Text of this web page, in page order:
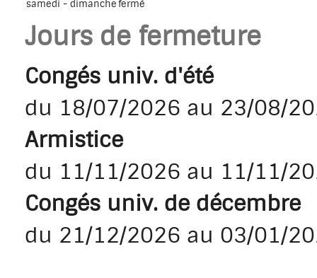
samedi - dimanchefermé
Jours de fermeture
Congés univ. d'été
du 18/07/2026 au 23/08/
Armistice
du 11/11/2026 au 11/11/
Congés univ. de décembre
du 21/12/2026 au 03/01/